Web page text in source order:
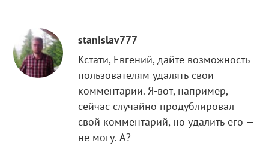
stanislav777
Кстати, Евгений, дайте возможность
пользователям удалять свои
комментарии. Я-вот, например,
сейчас случайно продублировал
свой комментарий, но удалить его —
не могу. А?